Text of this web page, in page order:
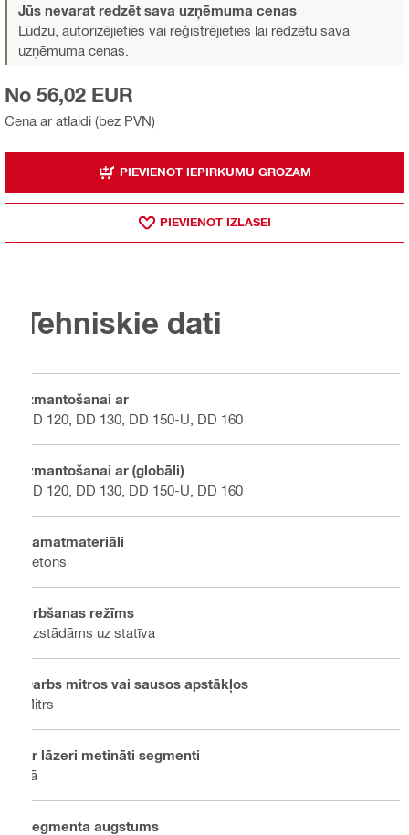
Jūs nevarat redzēt sava uzņēmuma cenas
Lūdzu, autorizējieties vai reģistrējieties lai redzētu sava
uzņēmuma cenas.
Cena ar atlaidi (bez PVN)
No 56,02 EUR
PIEVIENOT IEPIRKUMU GROZAM
PIEVIENOT IZLASEI
Tehniskie dati
Izmantošanai ar
DD 120, DD 130, DD 150-U, DD 160
Izmantošanai ar (globāli)
DD 120, DD 130, DD 150-U, DD 160
Pamatmateriāli
Betons
Urbšanas režīms
Uzstādāms uz statīva
Darbs mitros vai sausos apstākļos
Mitrs
Ar lāzeri metināti segmenti
Jā
Segmenta augstums